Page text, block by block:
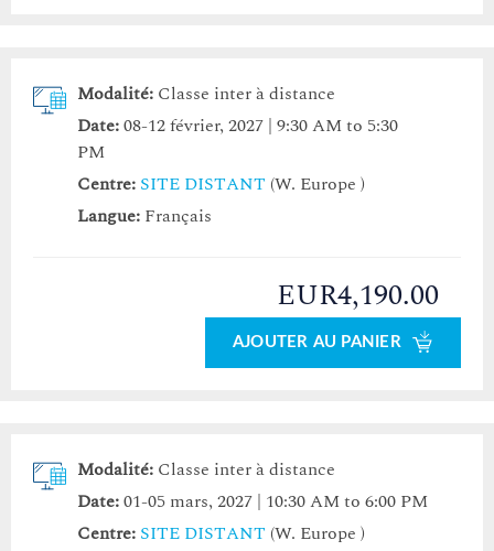
Modalité: Classe inter à distance
Date:08-12 février, 2027 | 9:30 AM to 5:30
PM
Centre: SITE DISTANT (W. Europe )
Langue: Français
EUR4,190.00
AJOUTER AU PANIER
Modalité: Classe inter à distance
Date:01-05 mars, 2027 | 10:30 AM to 6:00 PM
Centre: SITE DISTANT (W. Europe )